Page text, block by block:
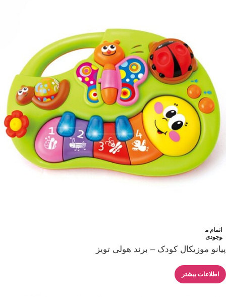
اتمام م
وجودی
پیانو موزیکال کودک – برند هولی تویز
اطلاعات بیشتر